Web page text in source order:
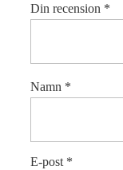
Din recension *
Namn *
E-post *